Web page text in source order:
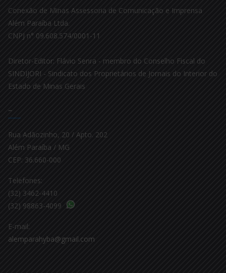
Conexão de Minas Assessoria de Comunicação e Imprensa
Além Paraíba Ltda.
CNPJ n° 09.608.574/0001-11
Diretor-Editor: Flávio Senra - membro do Conselho Fiscal do
SINDIJORI - Sindicato dos Proprietários de Jornais do Interior do
Estado de Minas Gerais
–
Rua Adãozinho, 20 / Apto. 202
Além Paraíba / MG
CEP: 36.660-000
Telefones:
(32) 3462-4410
(32) 98863-4099
E-mail:
alemparahyba@gmail.com